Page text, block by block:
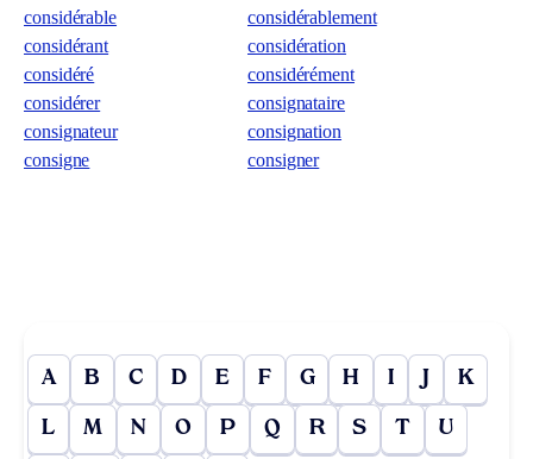
considérable
considérablement
considérant
considération
considéré
considérément
considérer
consignataire
consignateur
consignation
consigne
consigner
A B C D E F G H I J K
L M N O P Q R S T U